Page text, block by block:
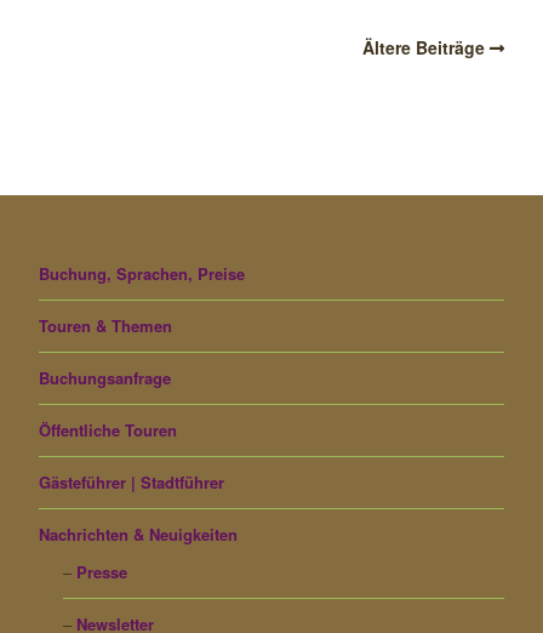
Ältere Beiträge
Buchung, Sprachen, Preise
Touren & Themen
Buchungsanfrage
Öffentliche Touren
Gästeführer | Stadtführer
Nachrichten & Neuigkeiten
Presse
Newsletter